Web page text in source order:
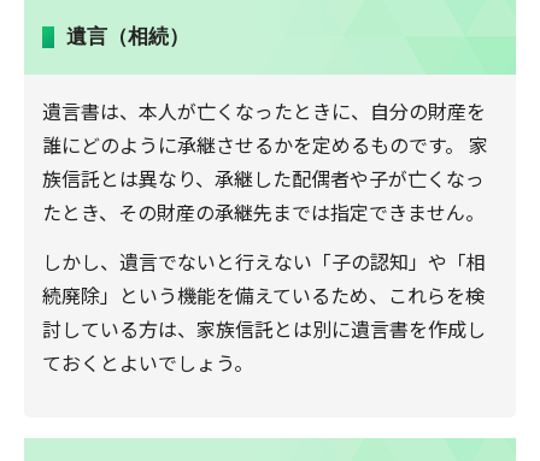
遺言（相続）
遺言書は、本人が亡くなったときに、自分の財産を
誰にどのように承継させるかを定めるものです。 家
族信託とは異なり、承継した配偶者や子が亡くなっ
たとき、その財産の承継先までは指定できません。
しかし、遺言でないと行えない「子の認知」や「相
続廃除」という機能を備えているため、これらを検
討している方は、家族信託とは別に遺言書を作成し
ておくとよいでしょう。